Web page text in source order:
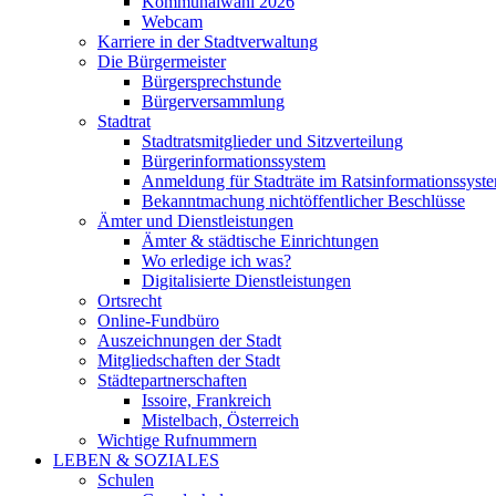
Webcam
Karriere in der Stadtverwaltung
Die Bürgermeister
Bürgersprechstunde
Bürgerversammlung
Stadtrat
Stadtratsmitglieder und Sitzverteilung
Bürgerinformationssystem
Anmeldung für Stadträte im
Bekanntmachung nichtöffentlicher Beschlüsse
Ämter und Dienstleistungen
Ämter & städtische Einrichtungen
Wo erledige ich was?
Digitalisierte Dienstleistungen
Ortsrecht
Online-Fundbüro
Auszeichnungen der Stadt
Mitgliedschaften der Stadt
Städtepartnerschaften
Issoire, Frankreich
Mistelbach, Österreich
Wichtige Rufnummern
LEBEN & SOZIALES
Schulen